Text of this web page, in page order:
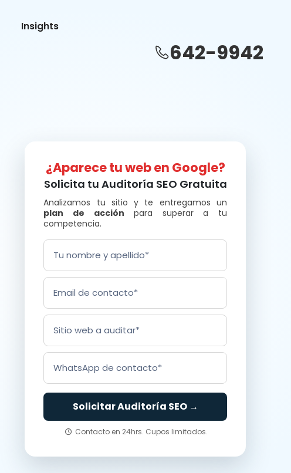
Insights
642-9942
¿Aparece tu web en Google?
Solicita tu Auditoría SEO Gratuita
Analizamos tu sitio y te entregamos un
plan de acción para superar a tu
competencia.
Solicitar Auditoría SEO →
Contacto en 24hrs. Cupos limitados.